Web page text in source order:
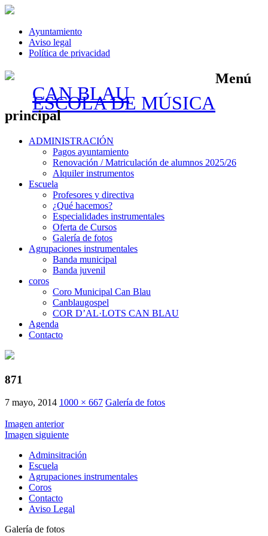
Ayuntamiento
Aviso legal
Política de privacidad
CAN BLAU
ESCOLA DE MÚSICA
Menú
principal
Saltar
ADMINISTRACIÓN
Pagos ayuntamiento
Renovación / Matriculación de alumnos 2025/26
Alquiler instrumentos
Escuela
Profesores y directiva
¿Qué hacemos?
Especialidades instrumentales
Oferta de Cursos
Galería de fotos
Agrupaciones instrumentales
Banda municipal
Banda juvenil
coros
Coro Municipal Can Blau
Canblaugospel
COR D’AL·LOTS CAN BLAU
Agenda
Contacto
871
7 mayo, 2014 1000 × 667 Galería de fotos
Imagen anterior
Imagen siguiente
Adminsitración
Escuela
Agrupaciones instrumentales
Coros
Contacto
Aviso Legal
Galería de fotos